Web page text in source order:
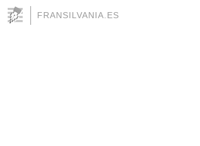
FRANSILVANIA.ES